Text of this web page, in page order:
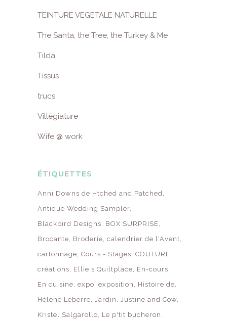
TEINTURE VEGETALE NATURELLE
The Santa, the Tree, the Turkey & Me
Tilda
Tissus
trucs
Villégiature
Wife @ work
ÉTIQUETTES
Anni Downs de Htched and Patched
Antique Wedding Sampler
Blackbird Designs
BOX SURPRISE
Brocante
Broderie calendrier de l'Avent
cartonnage Cours - Stages COUTURE
créations
Ellie's Quiltplace
En-cours
En cuisine expo exposition
Histoire de
Hélène Leberre Jardin
Justine and Cow
Kristel Salgarollo
Le p'tit bucheron